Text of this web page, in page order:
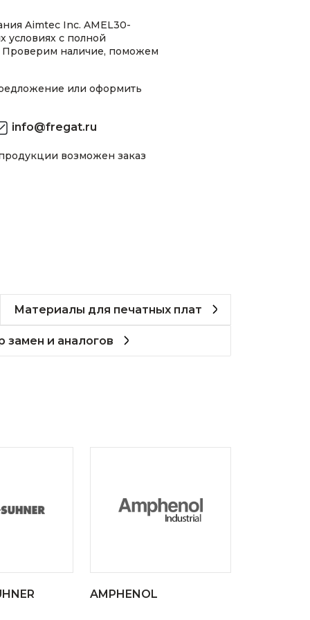
Aimtec Inc. AMEL30-
условиях с полной
наличие, поможем
или оформить
info@fregat.ru
возможен заказ
Материалы для печатных плат
замен и аналогов
AMPHENOL